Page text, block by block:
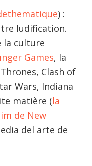
) :
ludification.
la culture
Games, la
Clash of
Wars, Indiana
matière (la
de New
del arte de